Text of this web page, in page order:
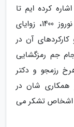
کرده ایم تا
شاید از جهت این گزارش و در آستانه نوروز 1400، زوایای
آن در
جم رمزگشایی
رزمجو و دکتر
شان در
اشخاص تشکر می